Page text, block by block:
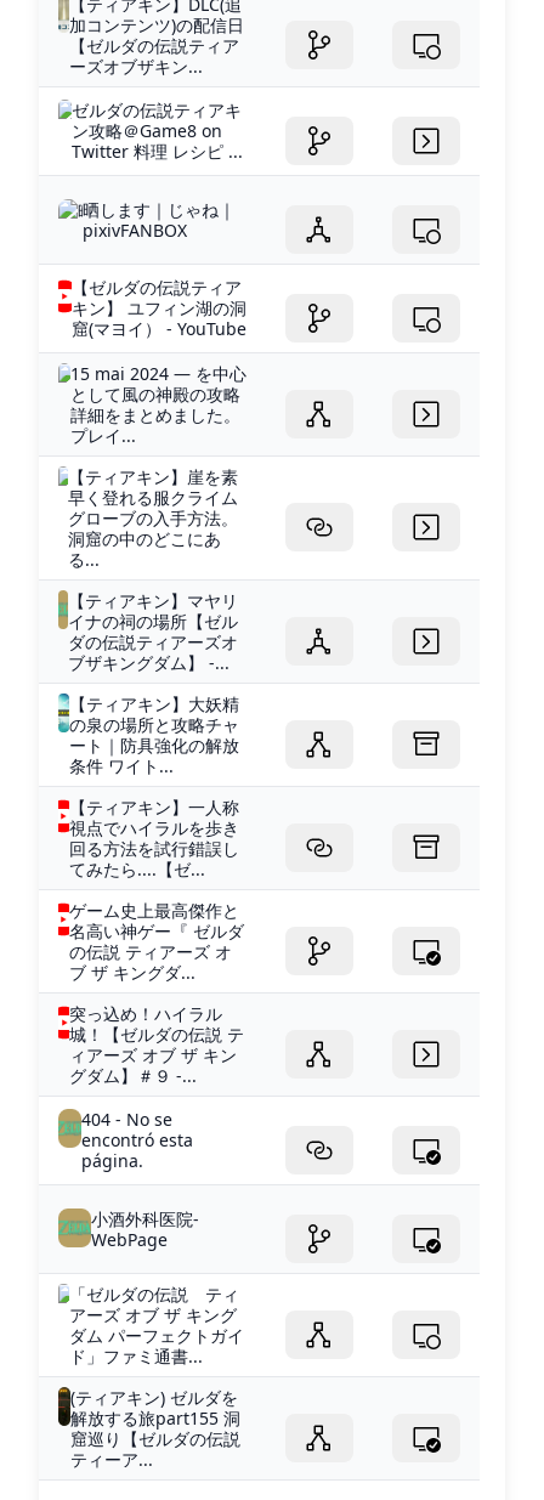
加コンテンツ)の配信日
【ゼルダの伝説ティア
ーズオブザキン...
ゼルダの伝説ティアキ
ン攻略＠Game8 on
Twitter 料理 レシピ ...
晒します｜じゃね｜
pixivFANBOX
【ゼルダの伝説ティア
キン】 ユフィン湖の洞
窟(マヨイ） - YouTube
15 mai 2024 — を中心
として風の神殿の攻略
詳細をまとめました。
プレイ...
【ティアキン】崖を素
早く登れる服クライム
グローブの入手方法。
洞窟の中のどこにあ
る...
【ティアキン】マヤリ
イナの祠の場所【ゼル
ダの伝説ティアーズオ
ブザキングダム】 -...
【ティアキン】大妖精
の泉の場所と攻略チャ
ート｜防具強化の解放
条件 ワイト...
【ティアキン】一人称
視点でハイラルを歩き
回る方法を試行錯誤し
てみたら....【ゼ...
ゲーム史上最高傑作と
名高い神ゲー『 ゼルダ
の伝説 ティアーズ オ
ブ ザ キングダ...
突っ込め！ハイラル
城！【ゼルダの伝説 テ
ィアーズ オブ ザ キン
グダム】＃９ -...
404 - No se
encontró esta
página.
小酒外科医院-
WebPage
「ゼルダの伝説 ティ
アーズ オブ ザ キング
ダム パーフェクトガイ
ド」ファミ通書...
(ティアキン) ゼルダを
解放する旅part155 洞
窟巡り【ゼルダの伝説
ティーア...